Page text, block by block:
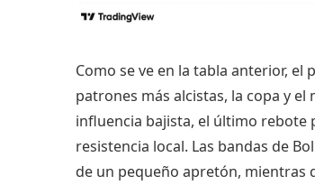
Como se ve en la tabla anterior,
patrones más alcistas, la copa y
influencia bajista, el último rebote
resistencia local. Las bandas de
de un pequeño apretón, mientras